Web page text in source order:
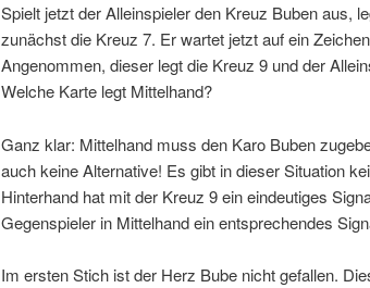
Spielt jetzt der Alleinspieler den Kreuz Buben aus,
zunächst die Kreuz 7. Er wartet jetzt auf ein
Angenommen, dieser legt die Kreuz 9 und der
Welche Karte legt Mittelhand?
Ganz klar: Mittelhand muss den Karo Buben
auch keine Alternative! Es gibt in dieser Situation
Hinterhand hat mit der Kreuz 9 ein eindeutiges
Gegenspieler in Mittelhand ein entsprechendes
Im ersten Stich ist der Herz Bube nicht gefallen.